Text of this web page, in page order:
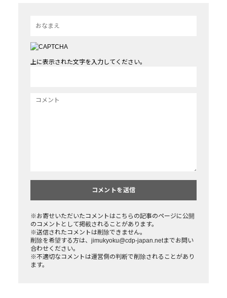
上に表示された文字を入力してください。
※お寄せいただいたコメントはこちらの記事のページに公開
のコメントとして掲載されることがあります。
※送信されたコメントは削除できません。
削除を希望する方は、jimukyoku@cdp-japan.netまでお問い
合わせください。
※不適切なコメントは運営側の判断で削除されることがあり
ます。